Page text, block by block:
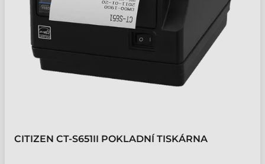
CITIZEN CT-S651II POKLADNÍ TISKÁRNA